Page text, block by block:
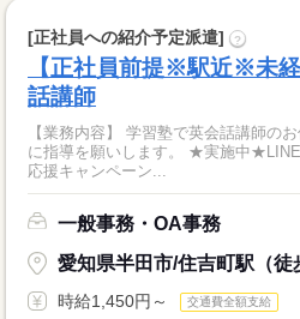
[正社員への紹介予定派遣] ?
【正社員前提※駅近※未
話講師
【業務内容】 学習塾で英会話講師の
に指導を願いします。 ★実施中★LINEでつながる「お仕事スタート
応援キャンペーン...
一般事務・OA事務
愛知県半田市/住吉町駅（徒
時給1,450円～ 交通費全額支給